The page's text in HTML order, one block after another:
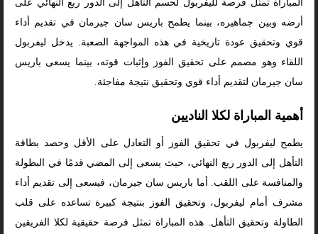
المباراة تمثل فرصة لليفربول لحسم التأهل إلى الدور ربع النهائي على
أرضه وبين جماهيره، بينما يطمح باريس سان جيرمان في تقديم أداء
قوي وتحقيق عودة تاريخية في هذه المواجهة الصعبة. يدخل ليفربول
اللقاء وهو مصمم على تحقيق الفوز وإثبات قوته، بينما يسعى باريس
سان جيرمان لتقديم أداء قوي وتحقيق نتيجة مفاجئة.
أهمية المباراة لكلا الناديين
يطمح ليفربول في تحقيق الفوز أو التعادل على الأقل وحصد بطاقة
التأهل إلى الدور ربع النهائي، حيث يسعى إلى المضي قدمًا في البطولة
والمنافسة على اللقب. أما باريس سان جيرمان، فيسعى إلى تقديم أداء
مشرف أمام ليفربول، وتحقيق الفوز بنتيجة كبيرة تساعده على قلب
الطاولة وتحقيق التأهل. هذه المباراة تمثل فرصة حقيقية لكلا الفريقين